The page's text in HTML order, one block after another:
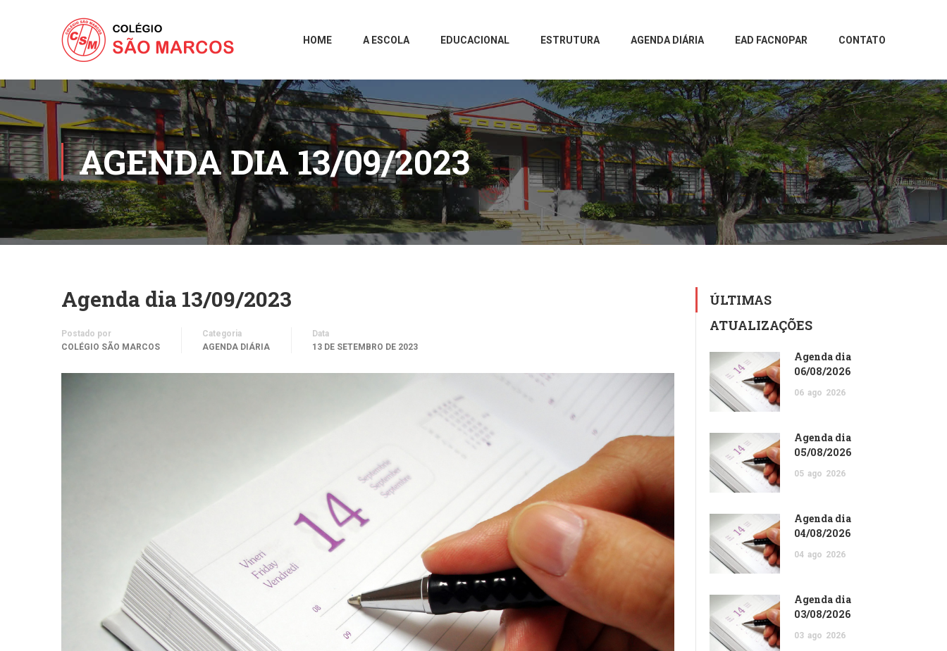
HOME A ESCOLA EDUCACIONAL ESTRUTURA AGENDA DIÁRIA EAD FACNOPAR CONTATO
AGENDA DIA 13/09/2023
Agenda dia 13/09/2023
Postado por
COLÉGIO SÃO MARCOS
Categoria
AGENDA DIÁRIA
Data
13 DE SETEMBRO DE 2023
ÚLTIMAS
ATUALIZAÇÕES
Agenda dia
06/08/2026
06 ago 2026
Agenda dia
05/08/2026
05 ago 2026
Agenda dia
04/08/2026
04 ago 2026
Agenda dia
03/08/2026
03 ago 2026